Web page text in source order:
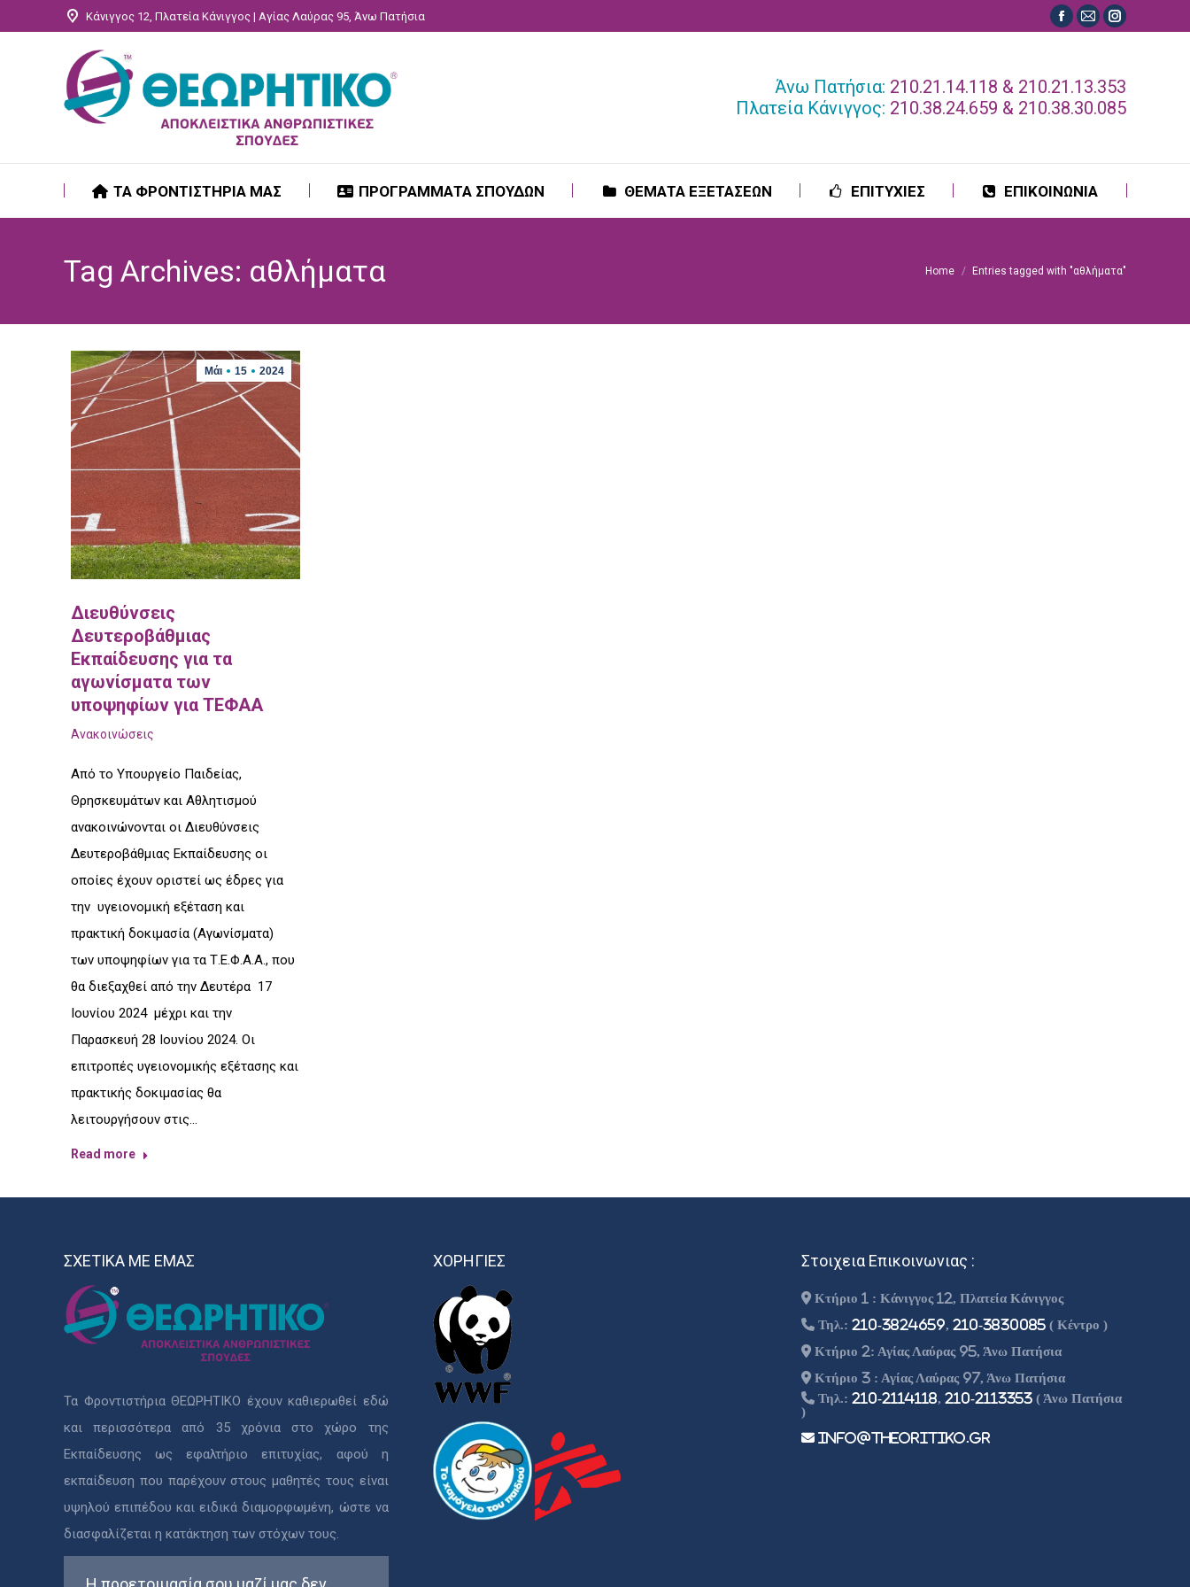
Κάνιγγος 12, Πλατεία Κάνιγγος | Αγίας Λαύρας 95, Άνω Πατήσια
Facebook
in
new
Mail
in
new
Instagram
in
new
Άνω Πατήσια: 210.21.14.118 & 210.21.13.353
Πλατεία Κάνιγγος: 210.38.24.659 & 210.38.30.085
ΤΑ ΦΡΟΝΤΙΣΤΗΡΙΑ ΜΑΣ ΠΡΟΓΡΑΜΜΑΤΑ ΣΠΟΥΔΩΝ ΘΕΜΑΤΑ ΕΞΕΤΑΣΕΩΝ ΕΠΙΤΥΧΙΕΣ ΕΠΙΚΟΙΝΩΝΙΑ
Tag Archives: αθλήματα You are here:
Home Entries tagged with "αθλήματα"
Μάι 15 2024
Διευθύνσεις
Δευτεροβάθμιας
Εκπαίδευσης για τα
αγωνίσματα των
υποψηφίων για ΤΕΦΑΑ
Ανακοινώσεις
Από το Υπουργείο Παιδείας,
Θρησκευμάτων και Αθλητισμού
ανακοινώνονται οι Διευθύνσεις
Δευτεροβάθμιας Εκπαίδευσης οι
οποίες έχουν οριστεί ως έδρες για
την υγειονομική εξέταση και
πρακτική δοκιμασία (Αγωνίσματα)
των υποψηφίων για τα Τ.Ε.Φ.Α.Α., που
θα διεξαχθεί από την Δευτέρα 17
Ιουνίου 2024 μέχρι και την
Παρασκευή 28 Ιουνίου 2024. Οι
επιτροπές υγειονομικής εξέτασης και
πρακτικής δοκιμασίας θα
λειτουργήσουν στις…
Read more
ΣΧΕΤΙΚΑ ΜΕ ΕΜΑΣ
Τα Φροντιστήρια ΘΕΩΡΗΤΙΚΟ έχουν καθιερωθεί εδώ
και περισσότερα από 35 χρόνια στο χώρο της
Εκπαίδευσης ως εφαλτήριο επιτυχίας, αφού η
εκπαίδευση που παρέχουν στους μαθητές τους είναι
υψηλού επιπέδου και ειδικά διαμορφωμένη, ώστε να
διασφαλίζεται η κατάκτηση των στόχων τους.
ΧΟΡΗΓΙΕΣ Στοιχεια Επικοινωνιας :
Κτήριο 1 : Κάνιγγος 12, Πλατεία Κάνιγγος
Τηλ.:210-3824659,210-3830085 ( Κέντρο )
Κτήριο 2: Αγίας Λαύρας 95, Άνω Πατήσια
Κτήριο 3 : Αγίας Λαύρας 97, Άνω Πατήσια
Τηλ.:210-2114118,210-2113353 ( Άνω Πατήσια
)
info@theoritiko.gr
ΤΑ ΦΡΟΝΤΙΣΤΗΡΙΑ ΜΑΣ ΠΡΟΓΡΑΜΜΑΤΑ ΣΠΟΥΔΩΝ ΘΕΜΑΤΑ ΕΞΕΤΑΣΕΩΝ ΕΠΙΤΥΧΙΕΣ ΕΠΙΚΟΙΝΩΝΙΑ